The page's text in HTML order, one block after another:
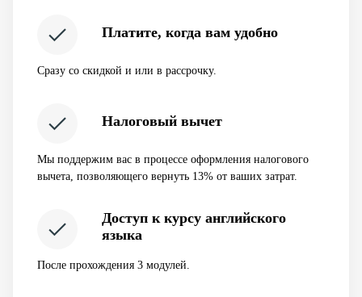
Платите, когда вам удобно
Сразу со скидкой и или в рассрочку.
Налоговый вычет
Мы поддержим вас в процессе оформления налогового
вычета, позволяющего вернуть 13% от ваших затрат.
Доступ к курсу английского
языка
После прохождения 3 модулей.